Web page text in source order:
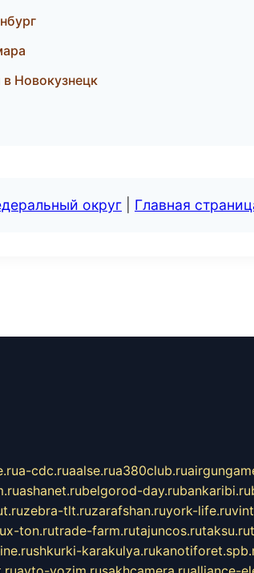
Новокузнецк
округ Главная
a-cdc.ruaalse.rua380club.ru
ashanet.rubelgorod-day.rubankaribi.ru
zebra-tlt.ruzarafshan.ruyork-life.ru
x-ton.rutrade-farm.rutajuncos.rutaksu.ru
shkurki-karakulya.ru